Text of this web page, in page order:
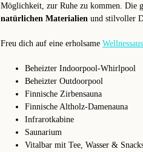
Möglichkeit, zur Ruhe zu kommen. Die
natürlichen Materialien und stilvoller
Freu dich auf eine erholsame
Beheizter Indoorpool-Whirlpool
Beheizter Outdoorpool
Finnische Zirbensauna
Finnische Altholz-Damenauna
Infrarotkabine
Saunarium
Vitalbar mit Tee, Wasser &